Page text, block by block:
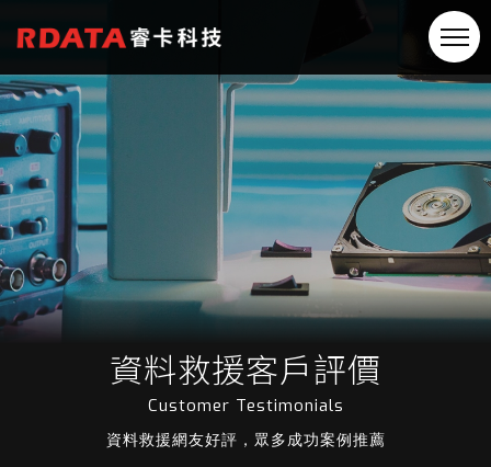
資料救援客戶評價
Customer Testimonials
資料救援網友好評，眾多成功案例推薦